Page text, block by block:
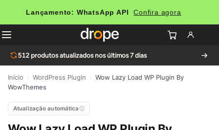
Lançamento: WhatsApp API Confira agora
512 produtos atualizados nos últimos 7 dias
Início WordPress Plugin
Wow Lazy Load WP Plugin By
WowThemes
Atualização automática